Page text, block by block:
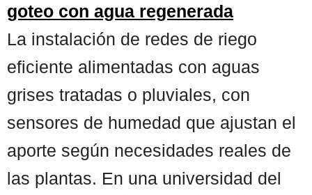
goteo con agua regenerada
La instalación de redes de riego
eficiente alimentadas con aguas
grises tratadas o pluviales, con
sensores de humedad que ajustan el
aporte según necesidades reales de
las plantas. En una universidad del